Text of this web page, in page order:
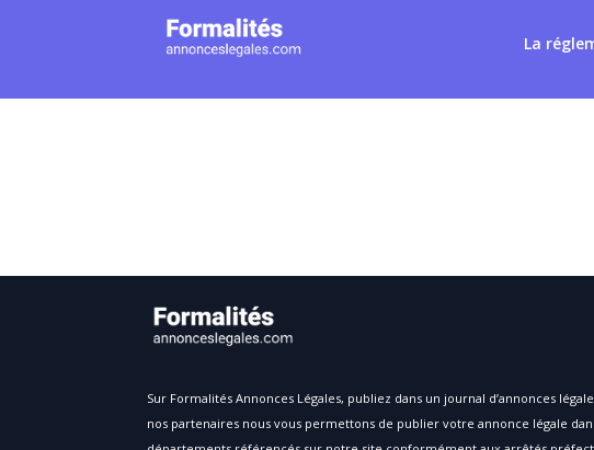
La
Sur Formalités Annonces Légales, publiez dans un journal d’annonces
nos partenaires nous vous permettons de publier votre annonce légale